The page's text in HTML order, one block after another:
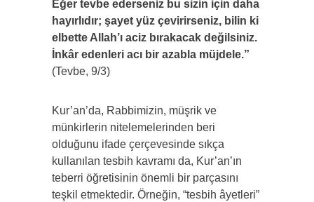
Eğer tevbe ederseniz bu sizin için daha
hayırlıdır; şayet yüz çevirirseniz, bilin ki
elbette Allah’ı aciz bırakacak değilsiniz.
İnkâr edenleri acı bir azabla müjdele.”
(Tevbe, 9/3)
Kur’an’da, Rabbimizin, müşrik ve
münkirlerin nitelemelerinden beri
olduğunu ifade çerçevesinde sıkça
kullanılan tesbih kavramı da, Kur’an’ın
teberri öğretisinin önemli bir parçasını
teşkil etmektedir. Örneğin, “tesbih âyetleri”